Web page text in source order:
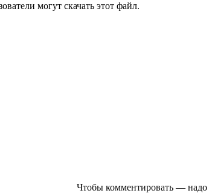
могут скачать этот файл.
Чтобы комментировать — надо